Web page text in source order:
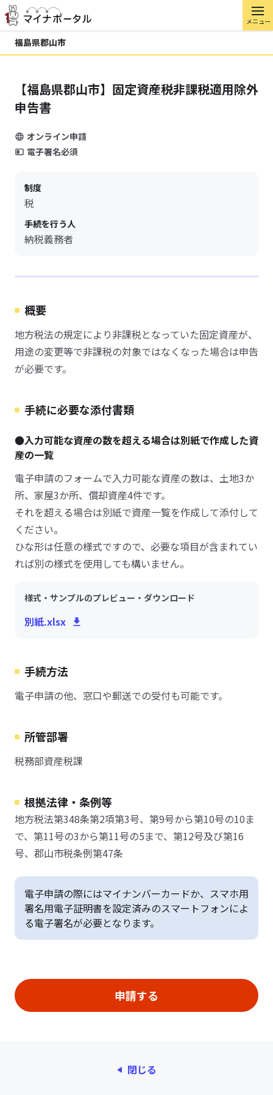
メニュー
福島県郡山市
【福島県郡山市】固定資産税非課税適用除外
申告書
オンライン申請
電子署名必須
制度
税
手続を行う人
納税義務者
概要
地方税法の規定により非課税となっていた固定資産が、
用途の変更等で非課税の対象ではなくなった場合は申告
が必要です。
手続に必要な添付書類
●入力可能な資産の数を超える場合は別紙で作成した資
産の一覧
電子申請のフォームで入力可能な資産の数は、土地3か
所、家屋3か所、償却資産4件です。
それを超える場合は別紙で資産一覧を作成して添付して
ください。
ひな形は任意の様式ですので、必要な項目が含まれてい
れば別の様式を使用しても構いません。
様式・サンプルのプレビュー・ダウンロード
別紙.xlsx
手続方法
電子申請の他、窓口や郵送での受付も可能です。
所管部署
税務部資産税課
根拠法律・条例等
地方税法第348条第2項第3号、第9号から第10号の10ま
で、第11号の3から第11号の5まで、第12号及び第16
号、郡山市税条例第47条
電子申請の際にはマイナンバーカードか、スマホ用
署名用電子証明書を設定済みのスマートフォンによ
る電子署名が必要となります。
閉じる